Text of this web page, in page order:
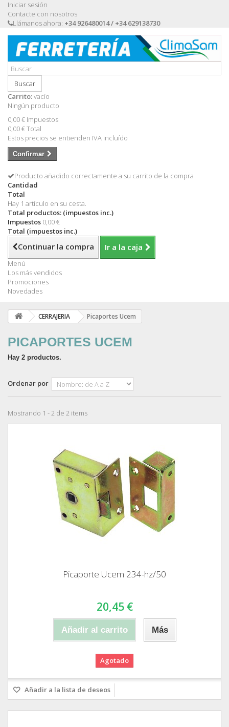
Iniciar sesión
Contacte con nosotros
Llámanos ahora: +34 926480014 / +34 629138730
Buscar
Carrito:vacío
Ningún producto
0,00 € Impuestos
0,00 €Total
Estos precios se entienden IVA incluído
Confirmar
Producto añadido correctamente a su carrito de la compra
Cantidad
Total
Hay 1 artículo en su cesta.
Total productos: (impuestos inc.)
Impuestos 0,00 €
Total (impuestos inc.)
Continuar la compra Ir a la caja
Menú
Los más vendidos
Promociones
Novedades
CERRAJERIA Picaportes Ucem
PICAPORTES UCEM
Hay 2 productos.
Ordenar por
Mostrando 1 - 2 de 2 items
Picaporte Ucem 234-hz/50
20,45 €
Añadir al carrito Más
Agotado
Añadir a la lista de deseos